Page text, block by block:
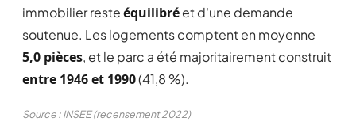
immobilier resteéquilibréet d'une demande
soutenue. Les logements comptent en moyenne
5,0 pièces, et le parc a été majoritairement construit
entre 1946 et 1990(41,8 %).
Source : INSEE (recensement 2022)